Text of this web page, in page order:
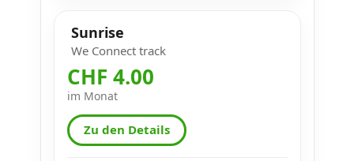
Sunrise
We Connect track
CHF 4.00
im Monat
Zu den Details